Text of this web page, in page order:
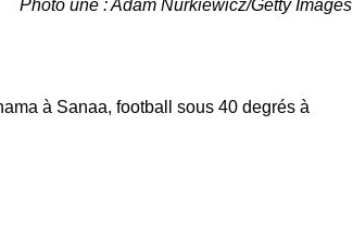
Photo une : Adam Nurkiewicz/Getty Images
à Sanaa, football sous 40 degrés à